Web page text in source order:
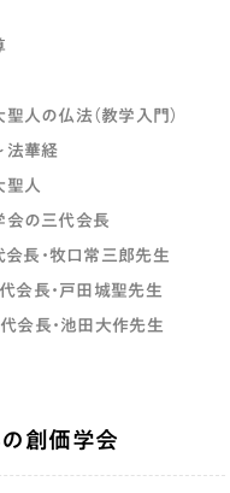
聖人の仏法（教学入門）
法華経
聖人
会の三代会長
会長・牧口常三郎先生
会長・戸田城聖先生
会長・池田大作先生
創価学会